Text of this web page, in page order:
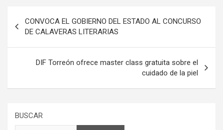
de
entradas
CONVOCA EL GOBIERNO DEL ESTADO AL CONCURSO
DE CALAVERAS LITERARIAS
DIF Torreón ofrece master class gratuita sobre el
cuidado de la piel
BUSCAR